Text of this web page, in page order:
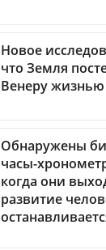
Новое
что Земля
Венеру жизнью
Обнаружены
часы-
когда они
развитие